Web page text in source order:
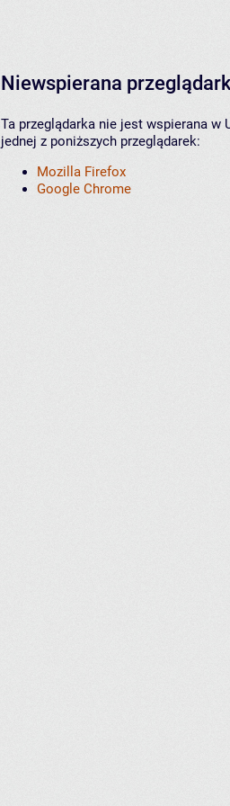
Niewspierana
Ta przeglądarka nie jest wspierana w
jednej z poniższych przeglądarek:
Mozilla Firefox
Google Chrome